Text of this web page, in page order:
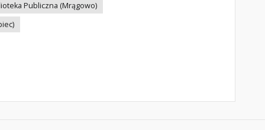
Publiczna (Mrągowo)